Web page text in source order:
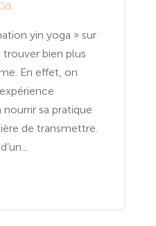
yin yoga » sur
bien plus
En effet, on
sa pratique
de transmettre.